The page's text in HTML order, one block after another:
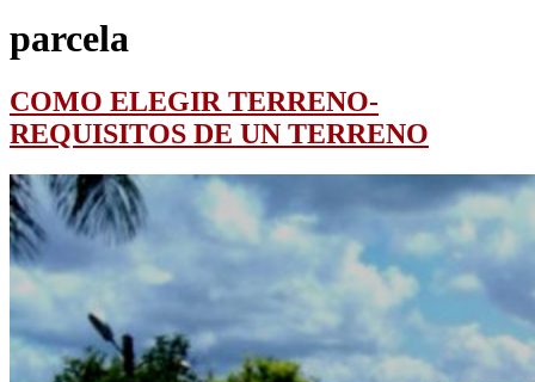
parcela
COMO ELEGIR TERRENO-
REQUISITOS DE UN TERRENO